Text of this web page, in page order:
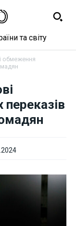
та світу
обмеження